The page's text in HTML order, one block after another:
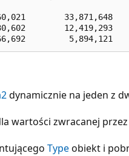
33,871,648
12,419,293
dynamicznie na jeden z
wartości zwracanej
Typeobiekt i